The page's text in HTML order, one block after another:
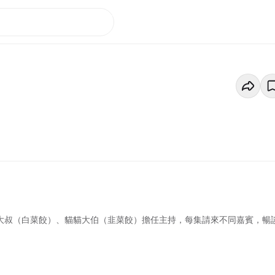
（白菜餃）、貓貓大伯（韭菜餃）擔任主持，每集請來不同嘉賓，暢